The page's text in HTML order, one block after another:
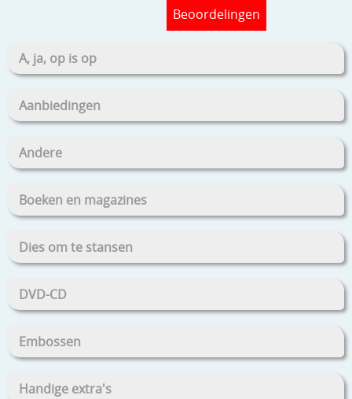
Beoordelingen
A, ja, op is op
Aanbiedingen
Andere
Boeken en magazines
Dies om te stansen
DVD-CD
Embossen
Handige extra's